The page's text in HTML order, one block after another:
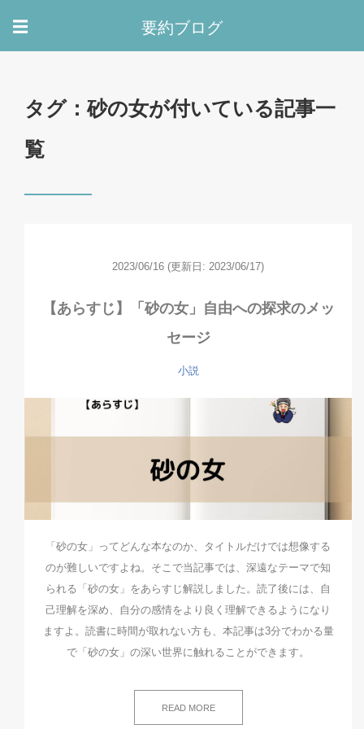
☰ 要約ブログ
タグ：砂の女が付いている記事一
覧
2023/06/16 (更新日: 2023/06/17)
【あらすじ】「砂の女」自由への探求のメッ
セージ
小説
「砂の女」ってどんな本なのか、タイトルだけでは想像する
のが難しいですよね。そこで当記事では、深遠なテーマで知
られる「砂の女」をあらすじ解説しました。読了後には、自
己理解を深め、自分の感情をより良く理解できるようになり
ますよ。読書に時間が取れない方も、本記事は3分でわかる量
で「砂の女」の深い世界に触れることができます。
READ MORE